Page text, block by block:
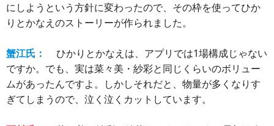
にしようという方針に変わったので、その枠を使ってひか
りとかなえのストーリーが作られました。
蟹江氏：
ひかりとかなえは、アプリでは1場構成じゃない
ですか。でも、実は菜々美・紗彩と同じくらいのボリュー
ムがあったんですよ。しかしそれだと、物量が多くなりす
ぎてしまうので、泣く泣くカットしています。